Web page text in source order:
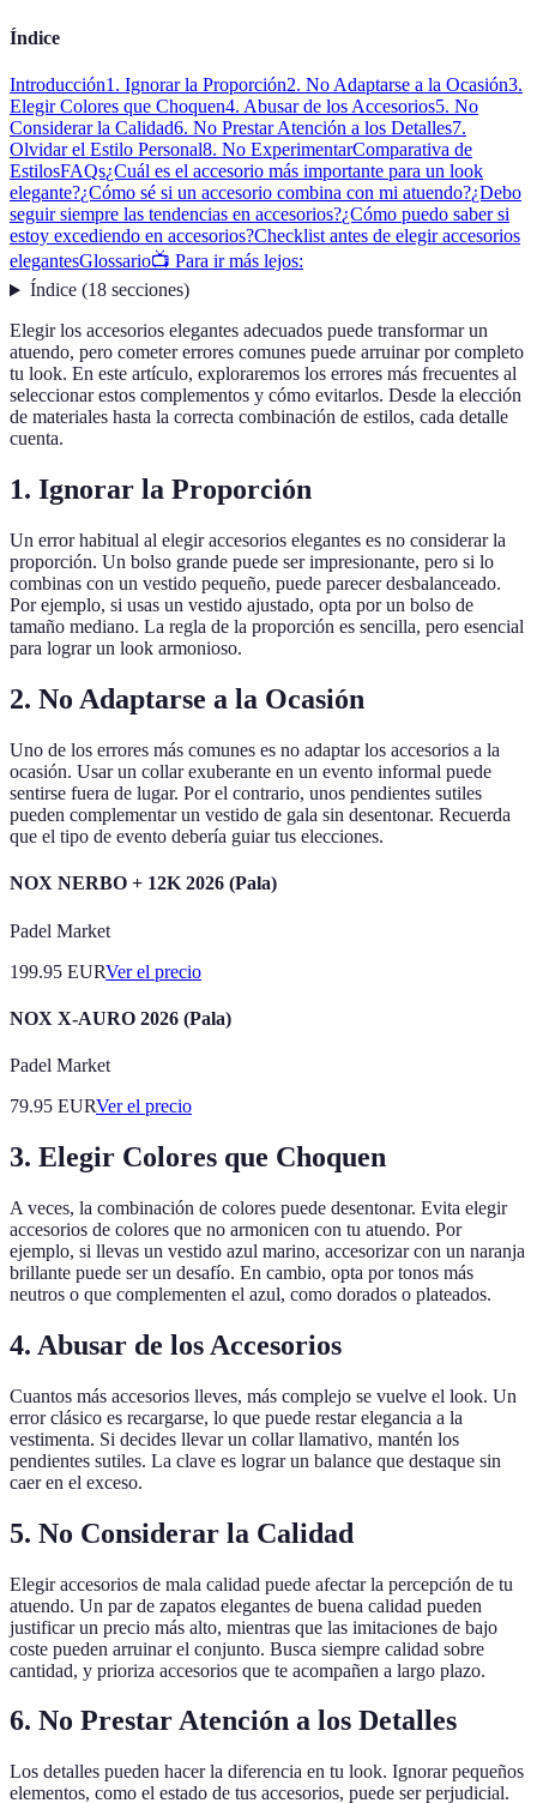
Índice
Introducción1. Ignorar la Proporción2. No Adaptarse a la Ocasión3.
Elegir Colores que Choquen4. Abusar de los Accesorios5. No
Considerar la Calidad6. No Prestar Atención a los Detalles7.
Olvidar el Estilo Personal8. No ExperimentarComparativa de
EstilosFAQs¿Cuál es el accesorio más importante para un look
elegante?¿Cómo sé si un accesorio combina con mi atuendo?¿Debo
seguir siempre las tendencias en accesorios?¿Cómo puedo saber si
estoy excediendo en accesorios?Checklist antes de elegir accesorios
elegantesGlossario📺 Para ir más lejos:
Índice(18 secciones)
Elegir los accesorios elegantes adecuados puede transformar un
atuendo, pero cometer errores comunes puede arruinar por completo
tu look. En este artículo, exploraremos los errores más frecuentes al
seleccionar estos complementos y cómo evitarlos. Desde la elección
de materiales hasta la correcta combinación de estilos, cada detalle
cuenta.
1. Ignorar la Proporción
Un error habitual al elegir accesorios elegantes es no considerar la
proporción. Un bolso grande puede ser impresionante, pero si lo
combinas con un vestido pequeño, puede parecer desbalanceado.
Por ejemplo, si usas un vestido ajustado, opta por un bolso de
tamaño mediano. La regla de la proporción es sencilla, pero esencial
para lograr un look armonioso.
2. No Adaptarse a la Ocasión
Uno de los errores más comunes es no adaptar los accesorios a la
ocasión. Usar un collar exuberante en un evento informal puede
sentirse fuera de lugar. Por el contrario, unos pendientes sutiles
pueden complementar un vestido de gala sin desentonar. Recuerda
que el tipo de evento debería guiar tus elecciones.
NOX NERBO + 12K 2026 (Pala)
Padel Market
199.95 EURVer el precio
NOX X-AURO 2026 (Pala)
Padel Market
79.95 EURVer el precio
3. Elegir Colores que Choquen
A veces, la combinación de colores puede desentonar. Evita elegir
accesorios de colores que no armonicen con tu atuendo. Por
ejemplo, si llevas un vestido azul marino, accesorizar con un naranja
brillante puede ser un desafío. En cambio, opta por tonos más
neutros o que complementen el azul, como dorados o plateados.
4. Abusar de los Accesorios
Cuantos más accesorios lleves, más complejo se vuelve el look. Un
error clásico es recargarse, lo que puede restar elegancia a la
vestimenta. Si decides llevar un collar llamativo, mantén los
pendientes sutiles. La clave es lograr un balance que destaque sin
caer en el exceso.
5. No Considerar la Calidad
Elegir accesorios de mala calidad puede afectar la percepción de tu
atuendo. Un par de zapatos elegantes de buena calidad pueden
justificar un precio más alto, mientras que las imitaciones de bajo
coste pueden arruinar el conjunto. Busca siempre calidad sobre
cantidad, y prioriza accesorios que te acompañen a largo plazo.
6. No Prestar Atención a los Detalles
Los detalles pueden hacer la diferencia en tu look. Ignorar pequeños
elementos, como el estado de tus accesorios, puede ser perjudicial.